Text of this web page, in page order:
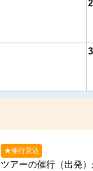
★催行見込
ツアーの催行（出発